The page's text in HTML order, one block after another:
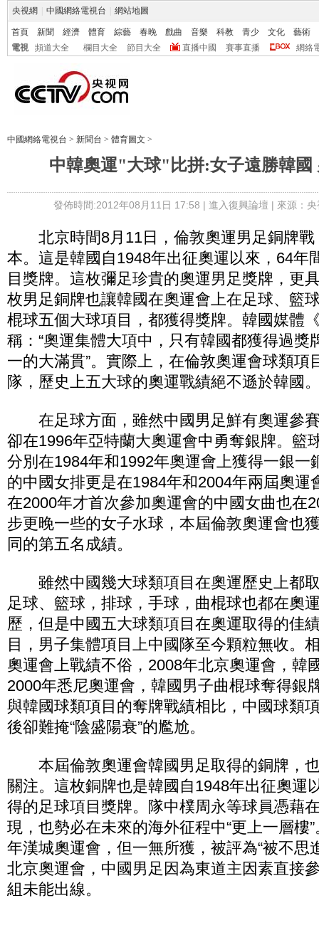
央視網 中國網絡電視台 網站地圖
首頁 新聞 經濟 體育 綜藝 春晚 戲曲 音樂 科教 青少 文化
藝術
電視
頻道大全 欄目大全 節目大全 直播中國 賽事直播 網絡
中國網絡電視台 > 新聞台 > 體育圖文 >
中韓奧運"大球"比拼:女子遠勝韓國
發佈時間:2012年08月11日 17:58 | 進入復興論壇 | 來源：
北京時間8月11日，倫敦奧運男足銅牌戰
本。這是韓國自1948年出征奧運以來，64年
目獎牌。這枚彌足珍貴的奧運男足獎牌，
枚男足銅牌也讓韓國在奧運會上在足球、籃
棍球五個大球項目，都獲得獎牌。韓國媒體
稱：“奧運集體大項中，只有韓國都獲得過獎
一的大滿貫”。實際上，在倫敦奧運會球類項
隊，歷史上五大球的奧運戰績絕不遜於韓國
在足球方面，雖然中國男足鮮有奧運參
卻在1996年亞特蘭大奧運會中勇奪銀牌。籃
分別在1984年和1992年奧運會上獲得一銀一
的中國女排更是在1984年和2004年兩屆奧運
在2000年才首次參加奧運會的中國女曲也在
步更晚一些的女子水球，本屆倫敦奧運會也
同的第五名成績。
雖然中國幾大球類項目在奧運歷史上都
足球、籃球，排球，手球，曲棍球也都在奧
歷，但是中國五大球類項目在奧運取得的佳
目，男子集體項目上中國隊至今顆粒無收。
奧運會上戰績不俗，2008年北京奧運會，韓
2000年悉尼奧運會，韓國男子曲棍球奪得銀
與韓國球類項目的奪牌戰績相比，中國球類
後卻難掩“陰盛陽衰”的尷尬。
本屆倫敦奧運會韓國男足取得的銅牌，
關注。這枚銅牌也是韓國自1948年出征奧運
得的足球項目獎牌。隊中樸周永等球員憑藉
現，也勢必在未來的海外征程中“更上一層樓
年漢城奧運會，但一無所獲，被評為“被不思
北京奧運會，中國男足因為東道主因素直接
組未能出線。